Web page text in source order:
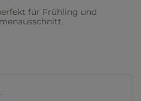
für Frühling und